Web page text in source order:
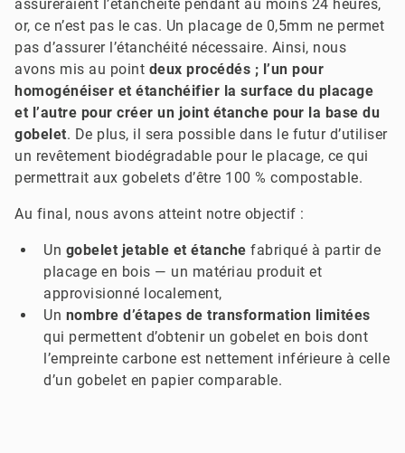
assureraient l’étanchéité pendant au moins 24 heures,
or, ce n’est pas le cas. Un placage de 0,5mm ne permet
pas d’assurer l’étanchéité nécessaire. Ainsi, nous
avons mis au point deux procédés ; l’un pour
homogénéiser et étanchéifier la surface du placage
et l’autre pour créer un joint étanche pour la base du
gobelet. De plus, il sera possible dans le futur d’utiliser
un revêtement biodégradable pour le placage, ce qui
permettrait aux gobelets d’être 100 % compostable.
Au final, nous avons atteint notre objectif :
Un gobelet jetable et étanche fabriqué à partir de
placage en bois — un matériau produit et
approvisionné localement,
Un nombre d’étapes de transformation limitées
qui permettent d’obtenir un gobelet en bois dont
l’empreinte carbone est nettement inférieure à celle
d’un gobelet en papier comparable.